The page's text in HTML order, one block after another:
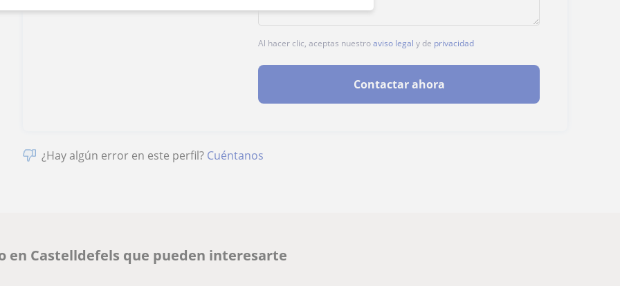
Al hacer clic, aceptas nuestroaviso legal y de privacidad
Contactar ahora
¿Hay algún error en este perfil? Cuéntanos
en Castelldefels que pueden interesarte